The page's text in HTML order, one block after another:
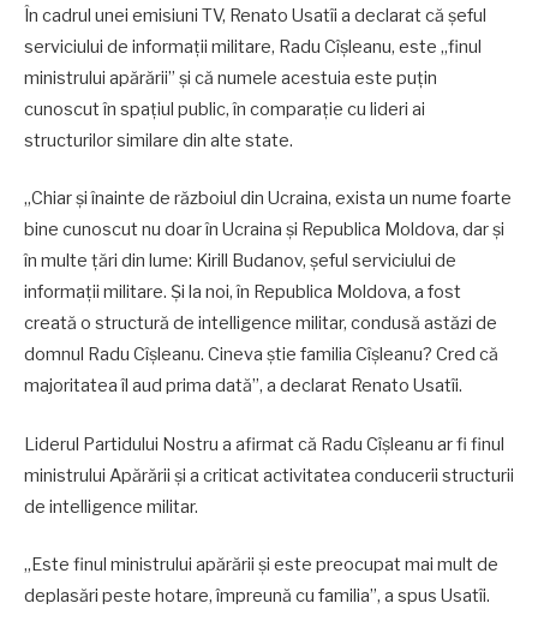
În cadrul unei emisiuni TV, Renato Usatîi a declarat că șeful
serviciului de informații militare, Radu Cîșleanu, este „finul
ministrului apărării” și că numele acestuia este puțin
cunoscut în spațiul public, în comparație cu lideri ai
structurilor similare din alte state.
„Chiar și înainte de războiul din Ucraina, exista un nume foarte
bine cunoscut nu doar în Ucraina și Republica Moldova, dar și
în multe țări din lume: Kirill Budanov, șeful serviciului de
informații militare. Și la noi, în Republica Moldova, a fost
creată o structură de intelligence militar, condusă astăzi de
domnul Radu Cîșleanu. Cineva știe familia Cîșleanu? Cred că
majoritatea îl aud prima dată”, a declarat Renato Usatîi.
Liderul Partidului Nostru a afirmat că Radu Cîșleanu ar fi finul
ministrului Apărării și a criticat activitatea conducerii structurii
de intelligence militar.
„Este finul ministrului apărării și este preocupat mai mult de
deplasări peste hotare, împreună cu familia”, a spus Usatîi.